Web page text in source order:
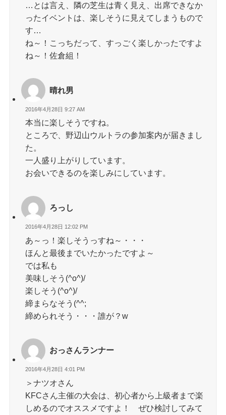
…とは言え、隣の芝生は青く見え、出席できなか
ったイベントは、楽しそうに見えてしまうもので
す…
ね～！こっちだって、すっごく楽しかったですよ
ね～！佐倉組！
晴れ男
2016年4月28日 9:27 AM
本当に楽しそうですね。
ところで、野辺山ウルトラの参加案内が届きまし
た。
一人盛り上がりしています。
お会いできるのを楽しみにしています。
ろっし
2016年4月28日 12:02 PM
あ～っ！楽しそうっすね～・・・
ほんと最後までいたかったですよ～
では私も
美味しそう(^o^)/
楽しそう(^o^)/
締まらなそう(^^;
締められそう・・・誰が？w
おっさんランナー
2016年4月28日 4:01 PM
＞ナツオさん
KFCさん主催の大会は、初心者から上級者まで楽
しめるのでオススメですよ！ ぜひ検討してみて